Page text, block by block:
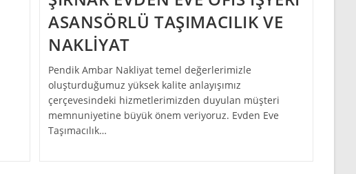
ASANSÖRLÜ TAŞIMACILIK VE
NAKLİYAT
Pendik Ambar Nakliyat temel değerlerimizle
oluşturduğumuz yüksek kalite anlayışımız
çerçevesindeki hizmetlerimizden duyulan müşteri
memnuniyetine büyük önem veriyoruz. Evden Eve
Taşımacılık…